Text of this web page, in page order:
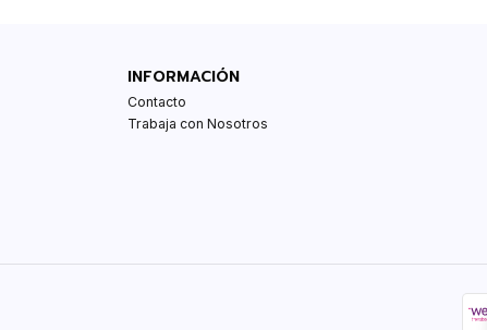
INFORMACIÓN
Contacto
Trabaja con Nosotros